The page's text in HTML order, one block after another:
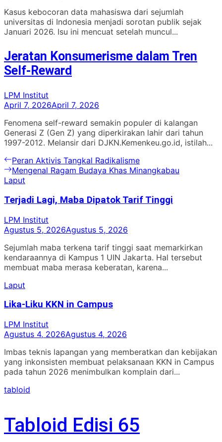
Kasus kebocoran data mahasiswa dari sejumlah
universitas di Indonesia menjadi sorotan publik sejak
Januari 2026. Isu ini mencuat setelah muncul...
Jeratan Konsumerisme dalam Tren
Self-Reward
LPM Institut
April 7, 2026April 7, 2026
Fenomena self-reward semakin populer di kalangan
Generasi Z (Gen Z) yang diperkirakan lahir dari tahun
1997-2012. Melansir dari DJKN.Kemenkeu.go.id, istilah...
Navigasi
pos
Previous
post:
Peran Aktivis Tangkal Radikalisme
Next
post:
Mengenal Ragam Budaya Khas Minangkabau
Laput
Terjadi Lagi, Maba Dipatok Tarif Tinggi
LPM Institut
Agustus 5, 2026Agustus 5, 2026
Sejumlah maba terkena tarif tinggi saat memarkirkan
kendaraannya di Kampus 1 UIN Jakarta. Hal tersebut
membuat maba merasa keberatan, karena...
Laput
Lika-Liku KKN in Campus
LPM Institut
Agustus 4, 2026Agustus 4, 2026
Imbas teknis lapangan yang memberatkan dan kebijakan
yang inkonsisten membuat pelaksanaan KKN in Campus
pada tahun 2026 menimbulkan komplain dari...
tabloid
Tabloid Edisi 65